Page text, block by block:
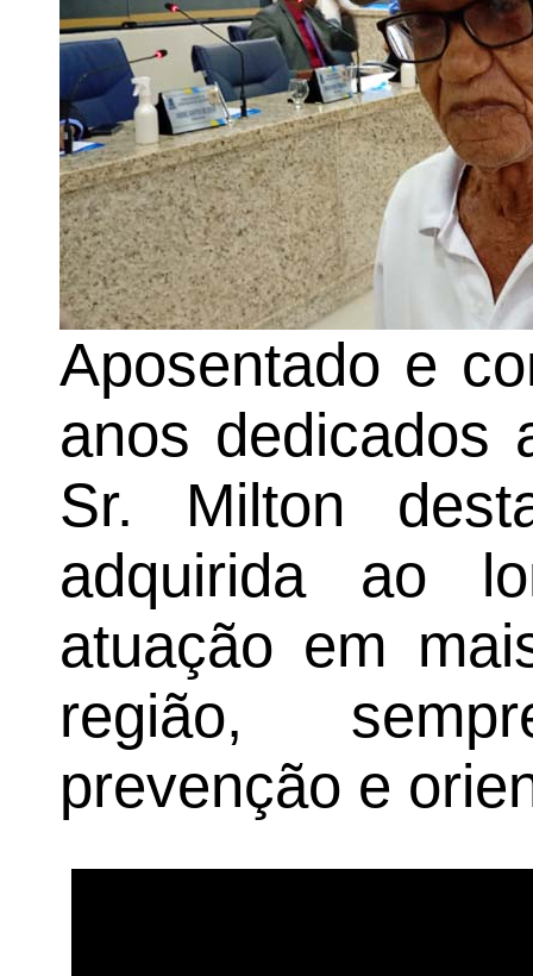
Aposentado e
anos dedicados
Sr. Milton
adquirida ao
atuação em
região,
prevenção e